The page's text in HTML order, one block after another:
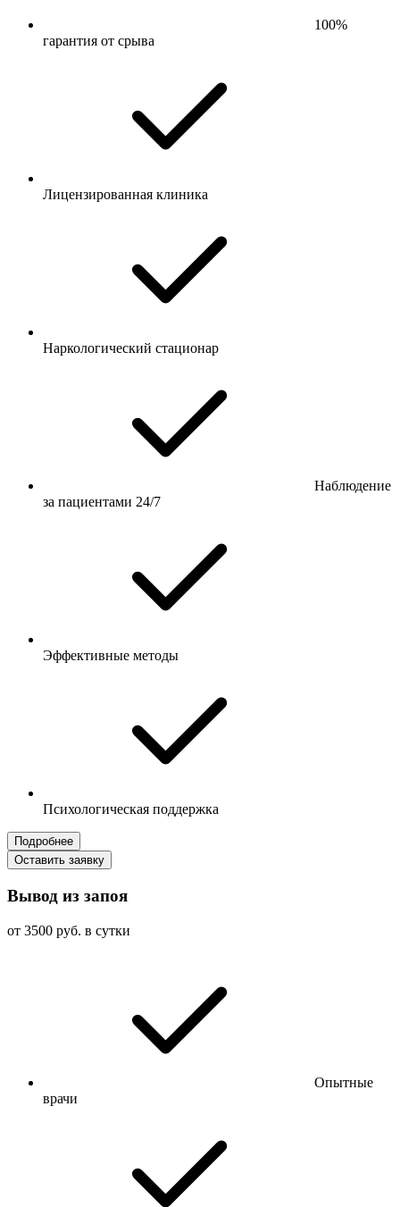
100%
гарантия от срыва
Лицензированная клиника
Наркологический стационар
Наблюдение
за пациентами 24/7
Эффективные методы
Психологическая поддержка
Подробнее
Оставить заявку
Вывод из запоя
от 3500 руб. в сутки
Опытные
врачи